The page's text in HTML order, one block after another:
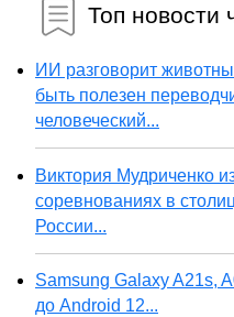
Топ новости
ИИ разговорит
быть полезен
человеческий...
Виктория Мудриченко
соревнованиях в
России...
Samsung Galaxy A21s,
до Android 12...